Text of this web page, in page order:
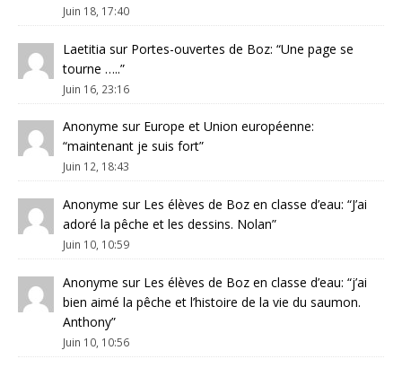
Juin 18, 17:40
Laetitia sur Portes-ouvertes de Boz: “Une page se
tourne …..”
Juin 16, 23:16
Anonyme sur Europe et Union européenne:
“maintenant je suis fort”
Juin 12, 18:43
Anonyme sur Les élèves de Boz en classe d’eau: “J’ai
adoré la pêche et les dessins. Nolan”
Juin 10, 10:59
Anonyme sur Les élèves de Boz en classe d’eau: “j’ai
bien aimé la pêche et l’histoire de la vie du saumon.
Anthony”
Juin 10, 10:56